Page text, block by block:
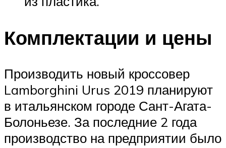
Комплектации и цены
Производить новый кроссовер
Lamborghini Urus 2019 планируют
в итальянском городе Сант-Агата-
Болоньезе. За последние 2 года
производство на предприятии было